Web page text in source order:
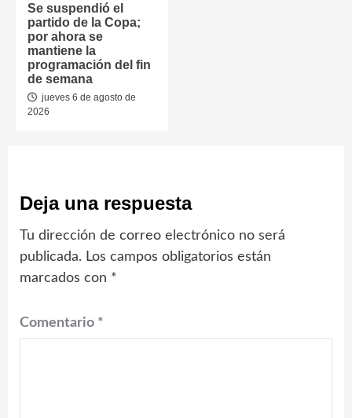
Se suspendió el
partido de la Copa;
por ahora se
mantiene la
programación del fin
de semana
jueves 6 de agosto de
2026
Deja una respuesta
Tu dirección de correo electrónico no será
publicada. Los campos obligatorios están
marcados con *
Comentario *